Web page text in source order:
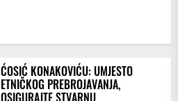
ĆOSIĆ KONAKOVIĆU: UMJESTO
ETNIČKOG PREBROJAVANJA,